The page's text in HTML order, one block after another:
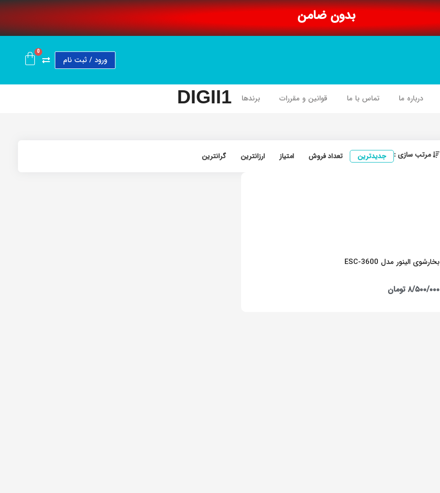
بدون ضامن
0
ورود / ثبت نام
درباره ما تماس با ما قوانین و مقررات برندها DIGII1
مرتب سازی : جدیدترین تعداد فروش امتیاز ارزانترین گرانترین
بخارشوی الینور مدل ESC-3600
۸/۵۰۰/۰۰۰ تومان